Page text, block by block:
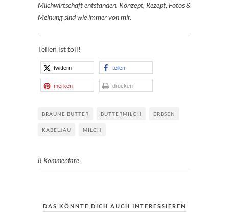
Milchwirtschaft entstanden. Konzept, Rezept, Fotos &
Meinung sind wie immer von mir.
Teilen ist toll!
twittern teilen
merken drucken
BRAUNE BUTTER BUTTERMILCH ERBSEN
KABELJAU MILCH
8 Kommentare
DAS KÖNNTE DICH AUCH INTERESSIEREN